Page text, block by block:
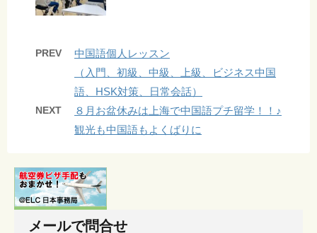
PREV
中国語個人レッスン
（入門、初級、中級、上級、ビジネス中国
語、HSK対策、日常会話）
NEXT
８月お盆休みは上海で中国語プチ留学！！♪
観光も中国語もよくばりに
メールで問合せ